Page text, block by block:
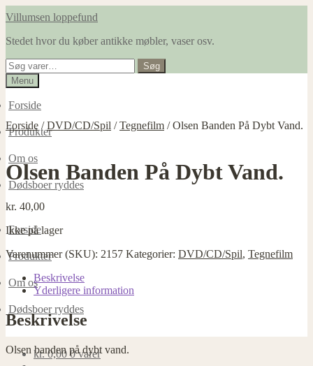
Spring
navigation
Spring
indhold
Villumsen loppefund
Stedet hvor du køber antikke møbler, vaser osv.
Søg
efter:
Søg
Menu
Forside
Produkter
Om os
Dødsboer ryddes
Forside
Produkter
Om os
Dødsboer ryddes
kr.0,00 0 varer
Forside /DVD/CD/Spil /Tegnefilm /Olsen Banden På Dybt Vand.
Olsen Banden På Dybt Vand.
kr. 40,00
Ikke på lager
Varenummer (SKU): 2157 Kategorier: DVD/CD/Spil, Tegnefilm
Beskrivelse
Yderligere information
Beskrivelse
Olsen banden på dybt vand.